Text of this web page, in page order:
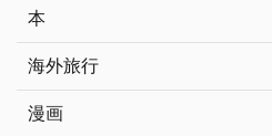
本
海外旅行
漫画